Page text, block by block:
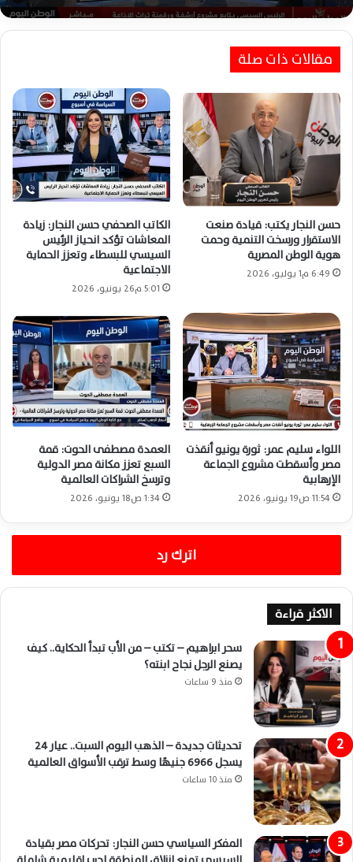
خبير سياسي: مصر تقود جهود التهدئة لحماية
المتصاعد
مقالات ذات صلة
حسن النجار يكتب: قيادة صنعت
الاستقرار ورسخت التنمية وحمت
هوية الوطن المصرية
6:49 م1 يوليو، 2026
الكاتب الصحفي حسن النجار: زيادة
المعاشات تؤكد انحياز الرئيس
السيسي للبسطاء وتعزز الحماية
الاجتماعية
5:01 م26 يونيو، 2026
اللواء سليم عمر: ثورة يونيو أنقذت
مصر وأسقطت مشروع الجماعة
الإرهابية
11:54 ص19 يونيو، 2026
العمدة مصطفى الحوت: قمة
السبع تعزز مكانة مصر الدولية
وترسخ الشراكات العالمية
1:34 ص18 يونيو، 2026
اترك رد
الاكثر قراءة
سحر ابراهيم – تكتب – من الأب تبدأ الحكاية.. كيف
يصنع الرجل نجاح ابنته؟
منذ 9 ساعات
تحديثات جديدة – الذهب اليوم السبت.. عيار 24
يسجل 6966 جنيهًا وسط ترقب الأسواق العالمية
منذ 10 ساعات
المفكر السياسي حسن النجار: تحركات مصر بقيادة